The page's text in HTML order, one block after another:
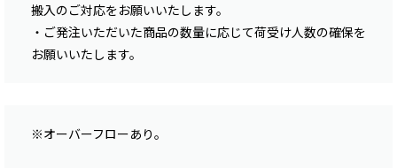
搬入のご対応をお願いいたします。
・ご発注いただいた商品の数量に応じて荷受け人数の確保を
お願いいたします。
※オーバーフローあり。